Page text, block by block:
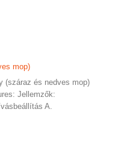
mop)
(száraz és nedves mop)
Jellemzők:
A.